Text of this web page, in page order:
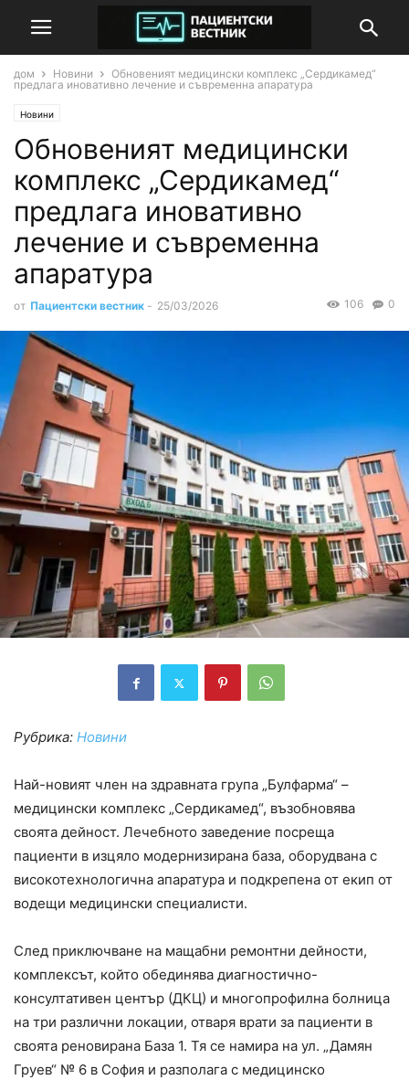
дом Новини
Обновеният медицински комплекс „Сердикамед“
предлага иновативно лечение и съвременна апаратура
Новини
Обновеният медицински
комплекс „Сердикамед“
предлага иновативно
лечение и съвременна
апаратура
от Пациентски вестник - 25/03/2026 0
106
Рубрика: Новини
Най-новият член на здравната група „Булфарма“ –
медицински комплекс „Сердикамед“, възобновява
своята дейност. Лечебното заведение посреща
пациенти в изцяло модернизирана база, оборудвана с
високотехнологична апаратура и подкрепена от екип от
водещи медицински специалисти.
След приключване на мащабни ремонтни дейности,
комплексът, който обединява диагностично-
консултативен център (ДКЦ) и многопрофилна болница
на три различни локации, отваря врати за пациенти в
своята реновирана База 1. Тя се намира на ул. „Дамян
Груев“ № 6 в София и разполага с медицинско